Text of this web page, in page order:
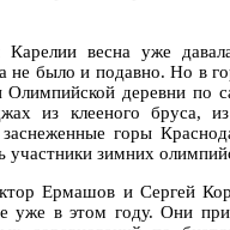
Карелии весна уже
не было и подавно. Но в
Олимпийской деревни по
из клееного бруса,
горы
участники зимних
Ермашов и Сергей
уже в этом году. Они